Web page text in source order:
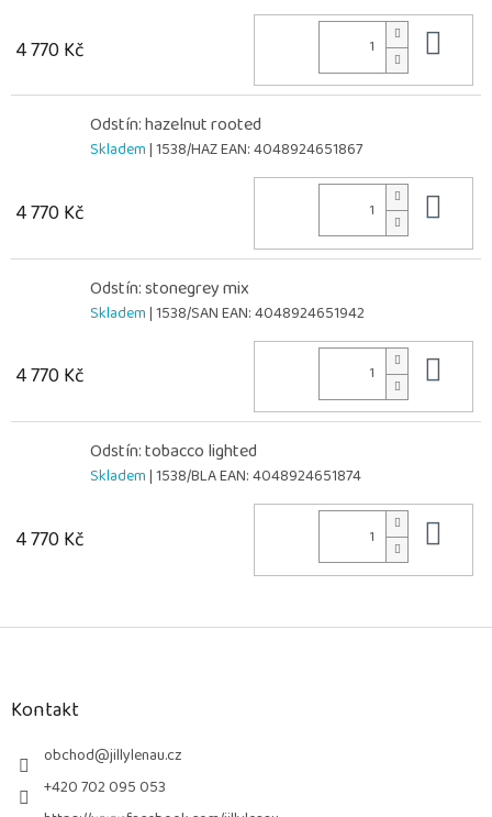
4 770 Kč
Odstín: hazelnut rooted
Skladem| 1538/HAZEAN:4048924651867
4 770 Kč
Odstín: stonegrey mix
Skladem| 1538/SANEAN:4048924651942
4 770 Kč
Odstín: tobacco lighted
Skladem| 1538/BLAEAN:4048924651874
4 770 Kč
Z
Kontakt
obchod@jillylenau.cz
+420 702 095 053